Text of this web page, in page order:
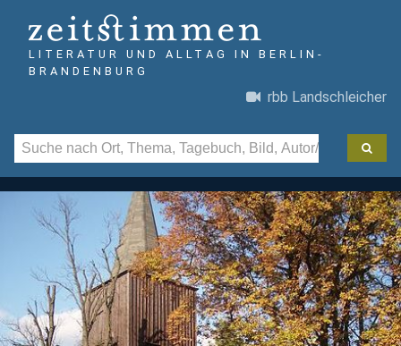
LITERATUR UND ALLTAG IN BERLIN-
BRANDENBURG
rbb Landschleicher